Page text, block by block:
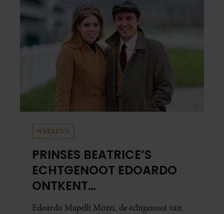
WEEKEND
PRINSES BEATRICE’S
ECHTGENOOT EDOARDO
ONTKENT
HUWELIJKSPROBLEMEN
Edoardo Mapelli Mozzi, de echtgenoot van